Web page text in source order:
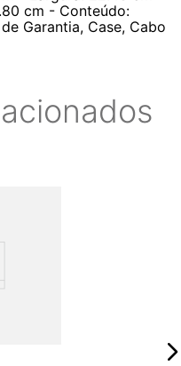
cm - Conteúdo:
Garantia, Case, Cabo